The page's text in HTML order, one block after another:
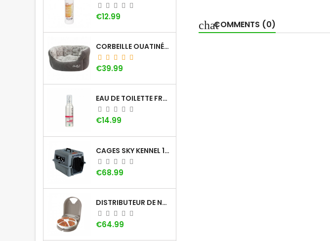
Price
€12.99
CORBEILLE OUATINÉE DOOGY WHOOLY
Price
€39.99
EAU DE TOILETTE FRAISE KHARA
Price
€14.99
CAGES SKY KENNEL 100 SMALL AVEC POIGNÉE
Price
€68.99
DISTRIBUTEUR DE NOURRITURE À MINUTEUR PETSAFE (5 REPAS)
Price
€64.99
COMMENTS (0)